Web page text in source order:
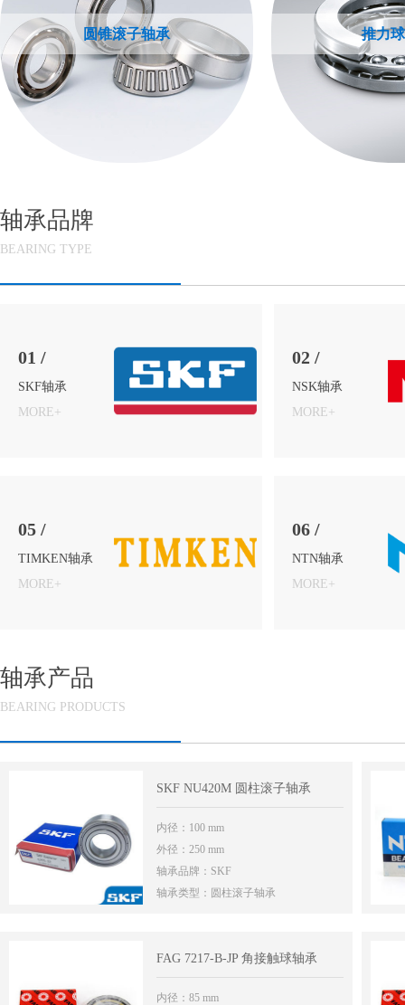
圆锥滚子轴承 推力
轴承品牌
BEARING TYPE
01 /
SKF轴承
MORE+
02 /
NSK轴承
MORE+
05 /
TIMKEN轴承
MORE+
06 /
NTN轴承
MORE+
轴承产品
BEARING PRODUCTS
SKF NU420M 圆柱滚子轴承
内径：100 mm
外径：250 mm
轴承品牌：SKF
轴承类型：圆柱滚子轴承
FAG 7217-B-JP 角接触球轴承
内径：85 mm